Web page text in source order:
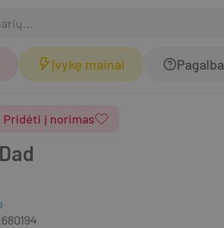
Įvykę mainai Pagalba
Pridėti į norimas